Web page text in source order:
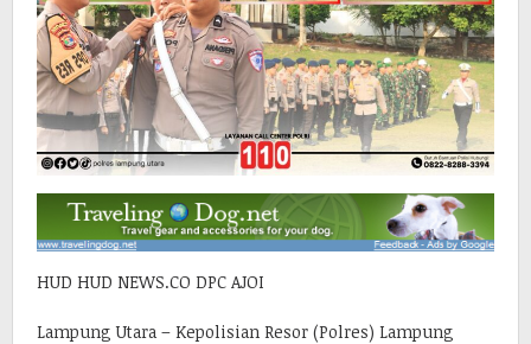
HUD HUD NEWS.CO DPC AJOI
Lampung Utara – Kepolisian Resor (Polres) Lampung